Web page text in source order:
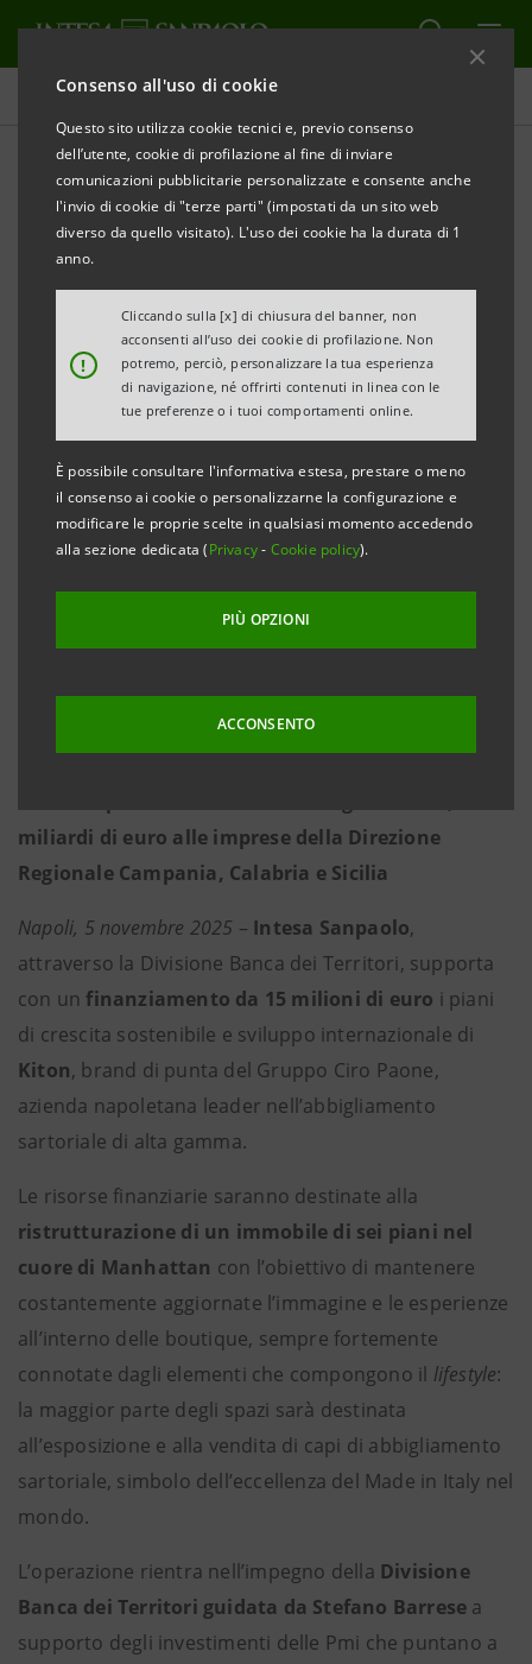
Consenso all'uso di cookie
Questo sito utilizza cookie tecnici e, previo consenso
dell’utente, cookie di profilazione al fine di inviare
comunicazioni pubblicitarie personalizzate e consente anche
l'invio di cookie di "terze parti" (impostati da un sito web
diverso da quello visitato). L'uso dei cookie ha la durata di 1
anno.
!
Cliccando sulla [x] di chiusura del banner, non
acconsenti all’uso dei cookie di profilazione. Non
potremo, perciò, personalizzare la tua esperienza
di navigazione, né offrirti contenuti in linea con le
tue preferenze o i tuoi comportamenti online.
È possibile consultare l'informativa estesa, prestare o meno
il consenso ai cookie o personalizzarne la configurazione e
modificare le proprie scelte in qualsiasi momento accedendo
alla sezione dedicata (Privacy- Cookie policy).
PIÙ OPZIONI
ACCONSENTO
Comunicati stampa
STAMPA AGGIORNA
COMUNICATO STAMPA
DA INTESA SANPAOLO 15 MILIONI DI EURO A KITON
PER SOSTENERE I PIANI DI SVILUPPO
Investimento in un progetto di
riqualificazione immobiliare a New York: previsto
il restyling di Palazzo Kiton, un immobile di sei
piani destinato alla vendita delle eccellenze
sartoriali a marchio Kiton
·Dopo la recente missione a San Francisco, la
Divisione Banca dei Territori conferma
concretamente il sostegno alle Pmi che si aprono
al mercato USA
miliardi di euro alle imprese della Direzione
Regionale Campania, Calabria e Sicilia
Napoli, 5 novembre 2025 – Intesa Sanpaolo,
attraverso la Divisione Banca dei Territori, supporta
con un finanziamento da 15 milioni di euro i piani
di crescita sostenibile e sviluppo internazionale di
Kiton, brand di punta del Gruppo Ciro Paone,
azienda napoletana leader nell’abbigliamento
sartoriale di alta gamma.
Le risorse finanziarie saranno destinate alla
ristrutturazione di un immobile di sei piani nel
cuore di Manhattan con l’obiettivo di mantenere
costantemente aggiornate l’immagine e le esperienze
all’interno delle boutique, sempre fortemente
connotate dagli elementi che compongono il lifestyle:
la maggior parte degli spazi sarà destinata
all’esposizione e alla vendita di capi di abbigliamento
sartoriale, simbolo dell’eccellenza del Made in Italy nel
mondo.
L’operazione rientra nell’impegno della Divisione
Banca dei Territori guidata da Stefano Barrese a
supporto degli investimenti delle Pmi che puntano a